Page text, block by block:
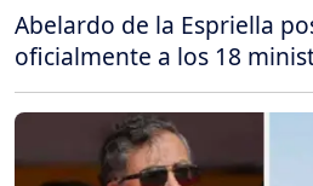
Abelardo de la Espriella
oficialmente a los 18